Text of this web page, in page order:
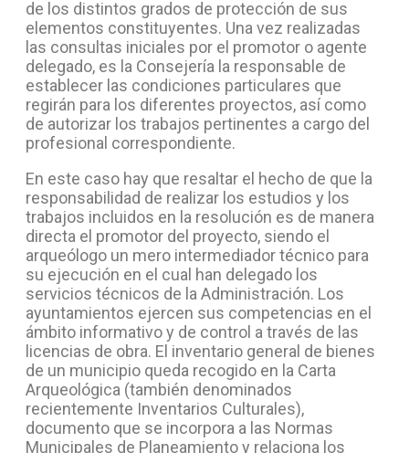
de los distintos grados de protección de sus
elementos constituyentes. Una vez realizadas
las consultas iniciales por el promotor o agente
delegado, es la Consejería la responsable de
establecer las condiciones particulares que
regirán para los diferentes proyectos, así como
de autorizar los trabajos pertinentes a cargo del
profesional correspondiente.
En este caso hay que resaltar el hecho de que la
responsabilidad de realizar los estudios y los
trabajos incluidos en la resolución es de manera
directa el promotor del proyecto, siendo el
arqueólogo un mero intermediador técnico para
su ejecución en el cual han delegado los
servicios técnicos de la Administración. Los
ayuntamientos ejercen sus competencias en el
ámbito informativo y de control a través de las
licencias de obra. El inventario general de bienes
de un municipio queda recogido en la Carta
Arqueológica (también denominados
recientemente Inventarios Culturales),
documento que se incorpora a las Normas
Municipales de Planeamiento y relaciona los